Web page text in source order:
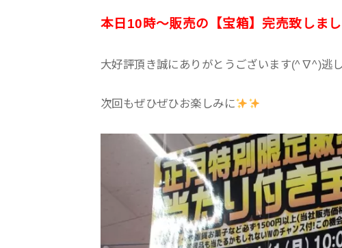
本日10時～販売の【宝箱】完売致しま
大好評頂き誠にありがとうございます(^∇^)逃
次回もぜひぜひお楽しみに